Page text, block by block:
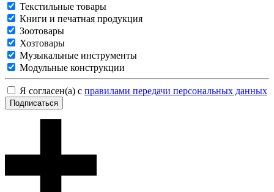
Текстильные товары
Книги и печатная продукция
Зоотовары
Хозтовары
Музыкальные инструменты
Модульные конструкции
Я согласен(а) с правилами передачи персональных данных
Подписаться